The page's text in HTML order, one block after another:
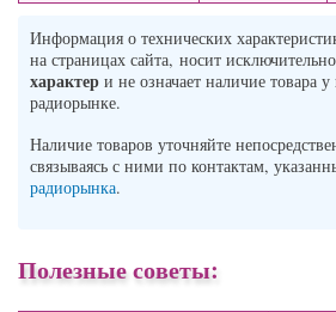
Информация о технических
на страницах сайта, носит исключительно
характер и не означает наличие товара
радиорынке.
Наличие товаров уточняйте
связываясь с ними по контактам,
радиорынка.
Полезные советы: